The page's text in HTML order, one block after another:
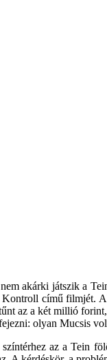
akárki játszik a
című filmjét.
az a két millió
olyan Mucsis
az a Tein